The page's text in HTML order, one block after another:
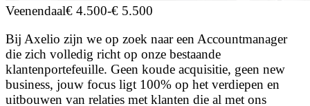
Veenendaal€ 4.500-€ 5.500
Bij Axelio zijn we op zoek naar een Accountmanager
die zich volledig richt op onze bestaande
klantenportefeuille. Geen koude acquisitie, geen new
business, jouw focus ligt 100% op het verdiepen en
uitbouwen van relaties met klanten die al met ons